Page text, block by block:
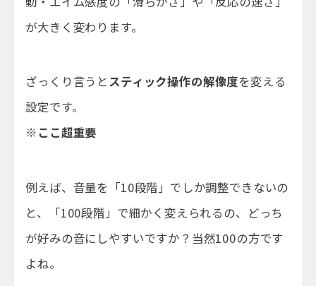
が大きく変わります。
ざっくり言うとスティック操作の解像度を変える
設定です。
※ここ超重要
例えば、音量を「10段階」でしか調整できないの
と、「100段階」で細かく変えられるの、どっち
が好みの音にしやすいですか？当然100の方です
よね。